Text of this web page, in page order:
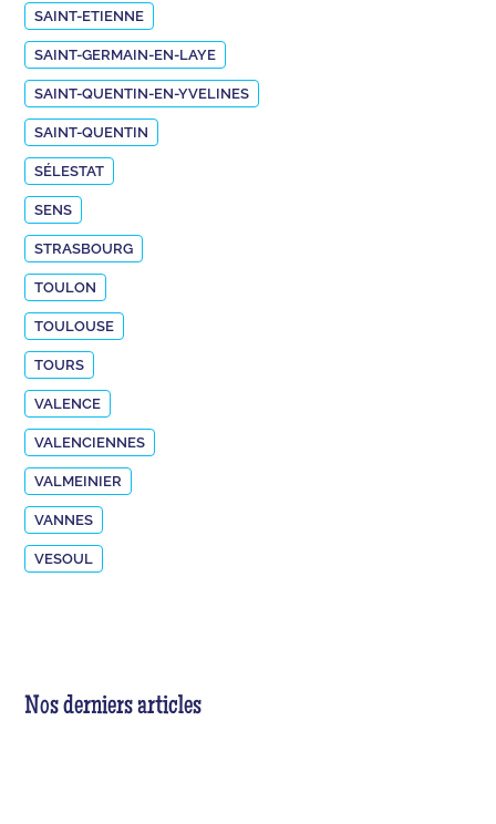
SAINT-ETIENNE
SAINT-GERMAIN-EN-LAYE
SAINT-QUENTIN-EN-YVELINES
SAINT-QUENTIN
SÉLESTAT
SENS
STRASBOURG
TOULON
TOULOUSE
TOURS
VALENCE
VALENCIENNES
VALMEINIER
VANNES
VESOUL
Nos derniers articles